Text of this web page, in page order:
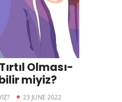
Olması-
miyiz?
23 JUNE 2022